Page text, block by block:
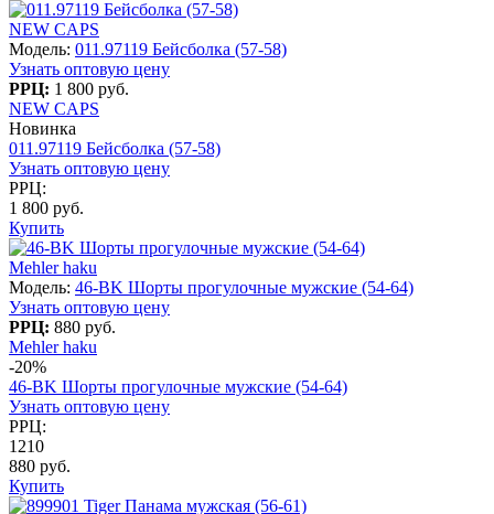
NEW CAPS
Модель: 011.97119 Бейсболка (57-58)
Узнать оптовую цену
РРЦ: 1 800 руб.
NEW CAPS
Новинка
011.97119 Бейсболка (57-58)
Узнать оптовую цену
РРЦ:
1 800 руб.
Купить
Mehler haku
Модель: 46-BK Шорты прогулочные мужские (54-64)
Узнать оптовую цену
РРЦ: 880 руб.
Mehler haku
-20%
46-BK Шорты прогулочные мужские (54-64)
Узнать оптовую цену
РРЦ:
1210
880 руб.
Купить